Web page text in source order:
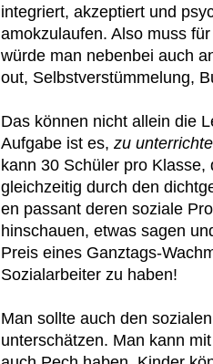
integriert, akzeptiert und
amokzulaufen. Also muss
würde man nebenbei auch
out, Selbstverstümmelung,
Das können nicht allein die
Aufgabe ist es, zu
kann 30 Schüler pro
gleichzeitig durch den
en passant deren soziale
hinschauen, etwas sagen
Preis eines Ganztags-
Sozialarbeiter zu haben!
Man sollte auch den
unterschätzen. Man kann